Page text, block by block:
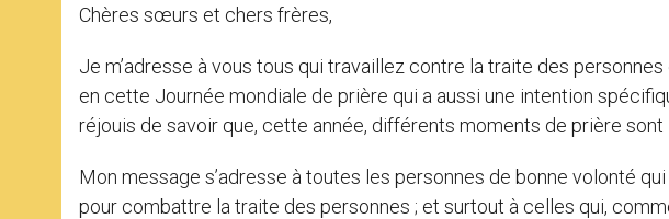
Chères sœurs et chers frères,
Je m’adresse à vous tous qui travaillez contre la traite des
en cette Journée mondiale de prière qui a aussi une intention
réjouis de savoir que, cette année, différents moments de prière sont
Mon message s’adresse à toutes les personnes de bonne volonté
pour combattre la traite des personnes ; et surtout à celles qui,